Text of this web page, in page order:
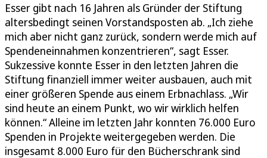
Esser gibt nach 16 Jahren als Gründer der Stiftung
altersbedingt seinen Vorstandsposten ab. „Ich ziehe
mich aber nicht ganz zurück, sondern werde mich auf
Spendeneinnahmen konzentrieren“, sagt Esser.
Sukzessive konnte Esser in den letzten Jahren die
Stiftung finanziell immer weiter ausbauen, auch mit
einer größeren Spende aus einem Erbnachlass. „Wir
sind heute an einem Punkt, wo wir wirklich helfen
können.“ Alleine im letzten Jahr konnten 76.000 Euro
Spenden in Projekte weitergegeben werden. Die
insgesamt 8.000 Euro für den Bücherschrank sind